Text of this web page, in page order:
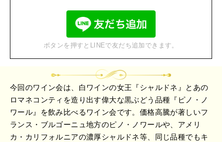
ボタンを押すとLINEで友だち追加できます。
今回のワイン会は、白ワインの女王『シャルドネ』とあの
ロマネコンティを造り出す偉大な黒ぶどう品種『ピノ・ノ
ワール』を飲み比べるワイン会です。価格高騰が著しいフ
ランス・ブルゴーニュ地方のピノ・ノワールや、アメリ
カ・カリフォルニアの濃厚シャルドネ等、同じ品種でもキ